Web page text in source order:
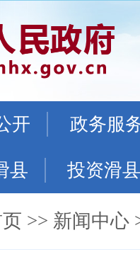
开 政务服
县 投资滑县
>> 新闻中心